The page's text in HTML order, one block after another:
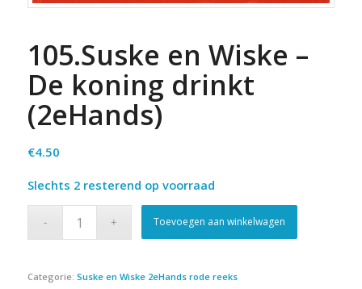
105.Suske en Wiske –
De koning drinkt
(2eHands)
€4.50
Slechts 2 resterend op voorraad
Toevoegen aan winkelwagen
Categorie: Suske en Wiske 2eHands rode reeks